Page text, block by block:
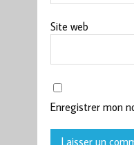
Site web
Enregistrer mon